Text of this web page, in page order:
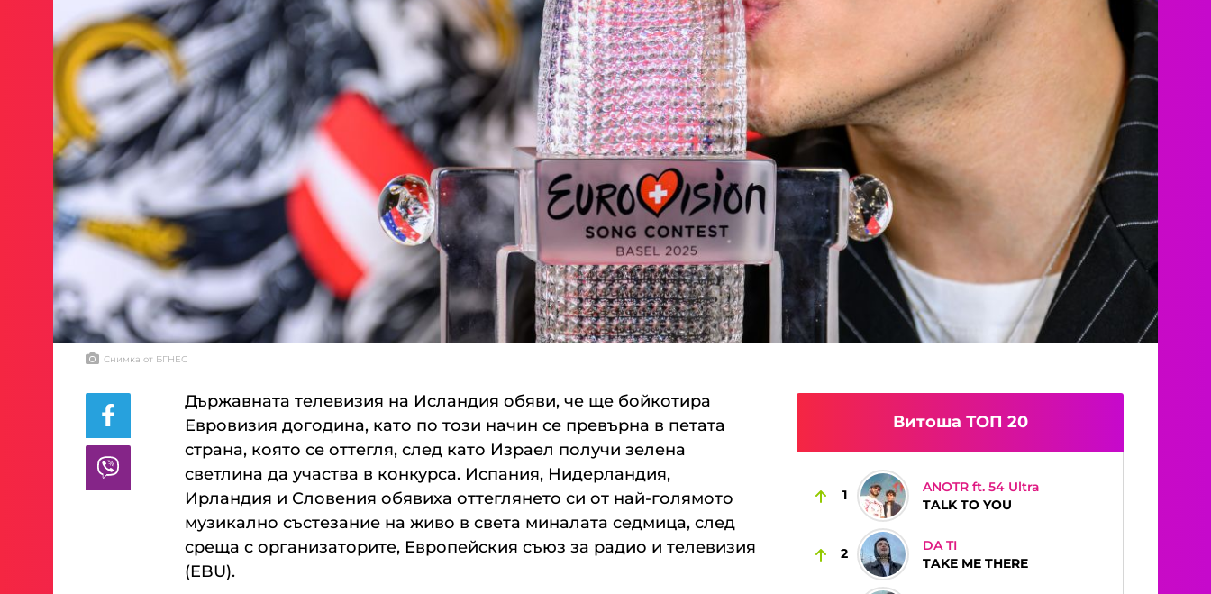
Снимка от БГНЕС
Държавната телевизия на Исландия обяви, че ще бойкотира
Евровизия догодина, като по този начин се превърна в петата
страна, която се оттегля, след като Израел получи зелена
светлина да участва в конкурса. Испания, Нидерландия,
Ирландия и Словения обявиха оттеглянето си от най-голямото
музикално състезание на живо в света миналата седмица, след
среща с организаторите, Европейския съюз за радио и телевизия
(EBU).
Витоша ТОП 20
1
ANOTR ft. 54 Ultra
TALK TO YOU
2
DA TI
TAKE ME THERE